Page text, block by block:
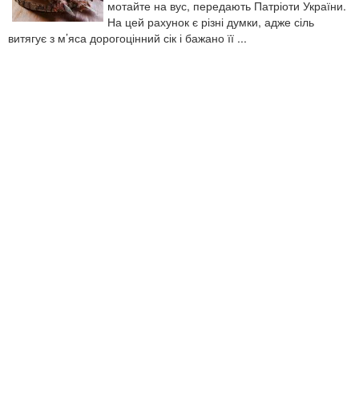
мотайте на вус, передають Патріоти України.
На цей рахунок є різні думки, адже сіль
витягує з м’яса дорогоцінний сік і бажано її ...